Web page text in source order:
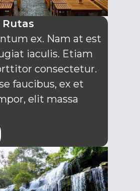
Rutas
ex. Nam at est
iaculis. Etiam
consectetur.
faucibus, ex et
elit massa